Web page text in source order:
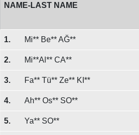
NAME-LAST NAME
1. Mi** Be** AĞ**
2. Mi**Al** CA**
3. Fa** Tü** Ze** KI**
4. Ah** Os** SO**
5. Ya** SO**